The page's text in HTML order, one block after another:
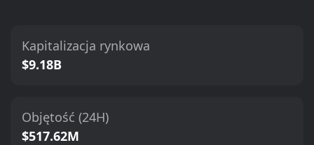
Kapitalizacja rynkowa
$9.18B
Objętość (24H)
$517.62M